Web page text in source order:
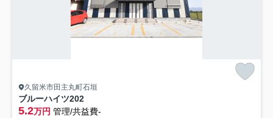
久留米市田主丸町石垣
ブルーハイツ202
5.2万円 管理/共益費-